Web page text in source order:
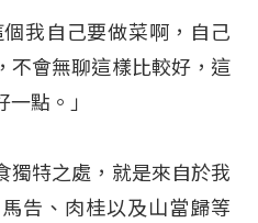
我自己要做菜啊，自己
不會無聊這樣比較好，這
點。」
獨特之處，就是來自於我
告、肉桂以及山當歸等